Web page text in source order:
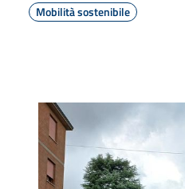
Mobilità sostenibile